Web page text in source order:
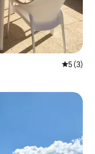
5 (3)